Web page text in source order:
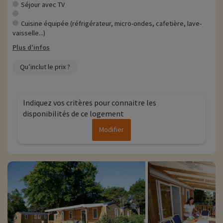
• Animaux de compagnie acceptés, en supplément
Séjour avec TV
Cuisine équipée (réfrigérateur, micro-ondes, cafetière, lave-
vaisselle...)
Plus d'infos
Qu’inclut le prix ?
Indiquez vos critères pour connaitre les
disponibilités de ce logement
Modifier